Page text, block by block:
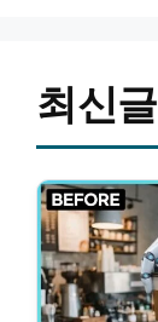
최신글